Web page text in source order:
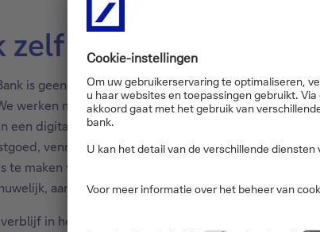
zelf het overzicht
is geen zwarte doos. “Uw vermogen in kaart
werken met een digitaal platform waar zowel u
een digitale kluis en ze makkelijk van overal te
vennootschap(pen), private equity, kredieten,
te maken van schenkingen, enzovoort. Het platform
aankoop van vastgoed, schenking, erfenis,
in het buitenland kopen én tegelijk een paar